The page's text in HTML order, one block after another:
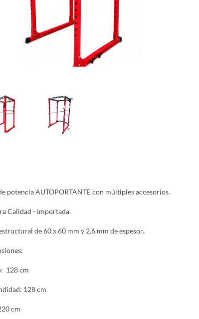
potencia AUTOPORTANTE con múltiples accesorios.
Calidad - importada.
de 60 x 60 mm y 2.6 mm de espesor..
128 cm
128 cm
cm